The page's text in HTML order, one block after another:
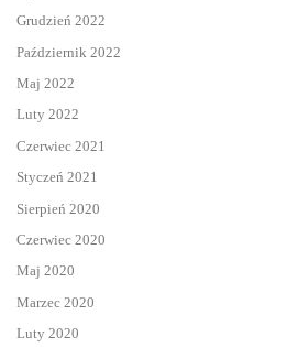
Grudzień 2022
Październik 2022
Maj 2022
Luty 2022
Czerwiec 2021
Styczeń 2021
Sierpień 2020
Czerwiec 2020
Maj 2020
Marzec 2020
Luty 2020